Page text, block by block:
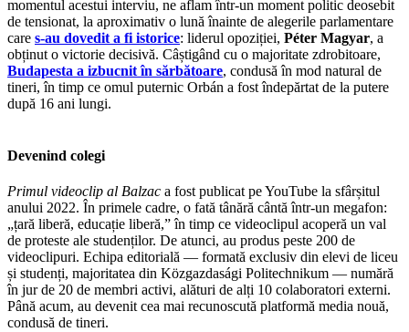
momentul acestui interviu, ne aflam într-un moment politic deosebit
de tensionat, la aproximativ o lună înainte de alegerile parlamentare
care s-au dovedit a fi istorice: liderul opoziției, Péter Magyar, a
obținut o victorie decisivă. Câștigând cu o majoritate zdrobitoare,
Budapesta a izbucnit în sărbătoare, condusă în mod natural de
tineri, în timp ce omul puternic Orbán a fost îndepărtat de la putere
după 16 ani lungi.
Devenind colegi
Primul videoclip al Balzac a fost publicat pe YouTube la sfârșitul
anului 2022. În primele cadre, o fată tânără cântă într-un megafon:
„țară liberă, educație liberă,” în timp ce videoclipul acoperă un val
de proteste ale studenților. De atunci, au produs peste 200 de
videoclipuri. Echipa editorială — formată exclusiv din elevi de liceu
și studenți, majoritatea din Közgazdasági Politechnikum — numără
în jur de 20 de membri activi, alături de alți 10 colaboratori externi.
Până acum, au devenit cea mai recunoscută platformă media nouă,
condusă de tineri.